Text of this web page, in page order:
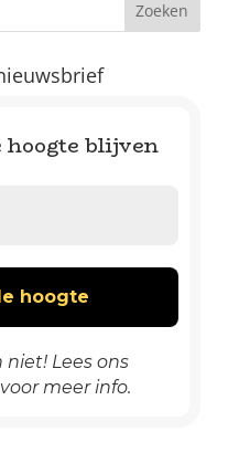
hoogte blijven
Lees ons
meer info.